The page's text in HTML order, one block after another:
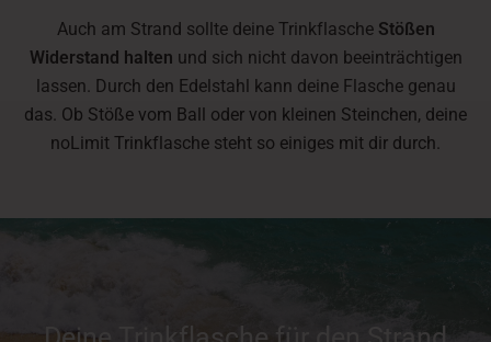
Auch am Strand sollte deine Trinkflasche Stößen
Widerstand halten und sich nicht davon beeinträchtigen
lassen. Durch den Edelstahl kann deine Flasche genau
das. Ob Stöße vom Ball oder von kleinen Steinchen, deine
noLimit Trinkflasche steht so einiges mit dir durch.